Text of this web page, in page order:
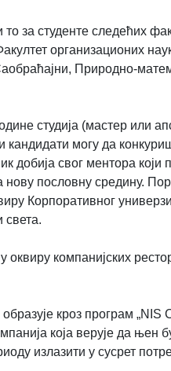
за студенте следећих
организационих
Природно-
студија (мастер или
могу да
добија свог ментора који
нову пословну средину.
Корпоративног
света.
компанијских
кроз програм „NIS
која верује да њен
излазити у сусрет